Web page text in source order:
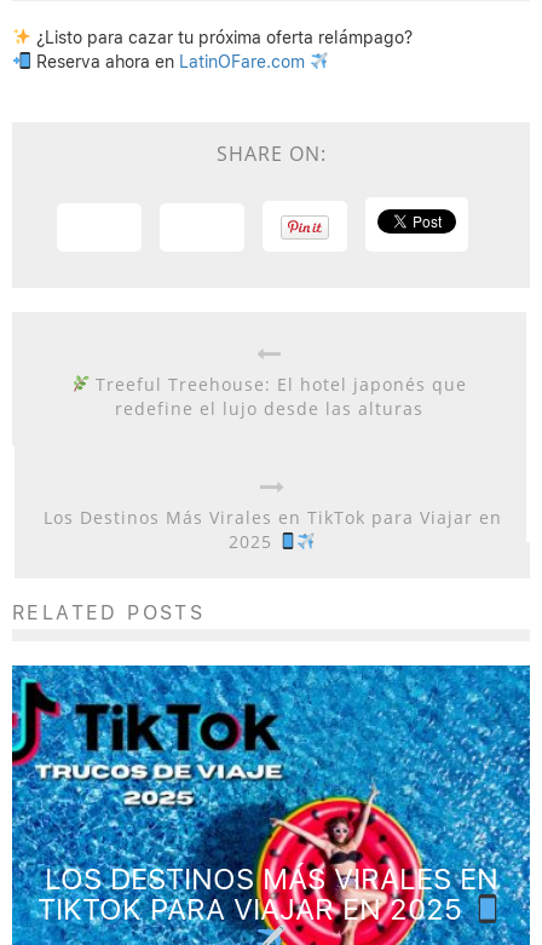
¿Listo para cazar tu próxima oferta relámpago?
Reserva ahora enLatinOFare.com
SHARE ON:
Treeful Treehouse: El hotel japonés que
redefine el lujo desde las alturas
Los Destinos Más Virales en TikTok para Viajar en
2025
RELATED POSTS
LOS DESTINOS MÁS VIRALES EN
TIKTOK PARA VIAJAR EN 2025